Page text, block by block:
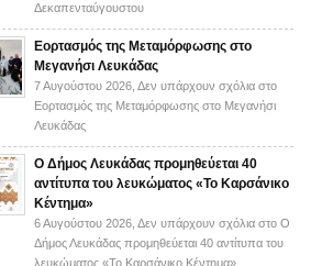
Δεκαπενταύγουστου
Εορτασμός της Μεταμόρφωσης στο
Μεγανήσι Λευκάδας
7 Αυγούστου 2026, Δεν υπάρχουν σχόλια στο
Εορτασμός της Μεταμόρφωσης στο Μεγανήσι
Λευκάδας
Ο Δήμος Λευκάδας προμηθεύεται 40
αντίτυπα του λευκώματος «Το Καρσάνικο
Κέντημα»
6 Αυγούστου 2026, Δεν υπάρχουν σχόλια στο Ο
Δήμος Λευκάδας προμηθεύεται 40 αντίτυπα του
λευκώματος «Το Καρσάνικο Κέντημα»